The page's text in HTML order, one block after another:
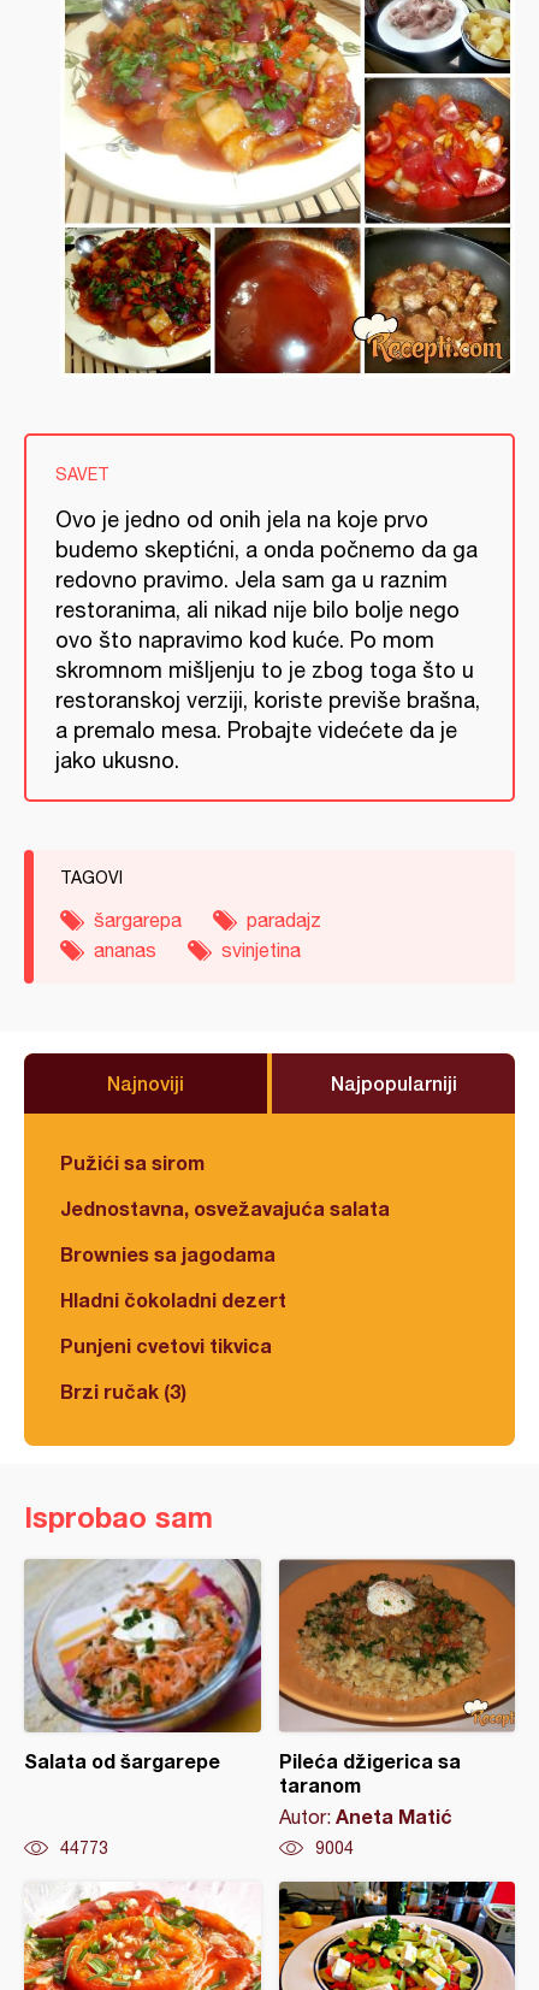
SAVET
Ovo je jedno od onih jela na koje prvo
budemo skeptićni, a onda počnemo da ga
redovno pravimo. Jela sam ga u raznim
restoranima, ali nikad nije bilo bolje nego
ovo što napravimo kod kuće. Po mom
skromnom mišljenju to je zbog toga što u
restoranskoj verziji, koriste previše brašna,
a premalo mesa. Probajte videćete da je
jako ukusno.
TAGOVI
šargarepa
paradajz
ananas
svinjetina
Najnoviji Najpopularniji
Pužići sa sirom
Jednostavna, osvežavajuća salata
Brownies sa jagodama
Hladni čokoladni dezert
Punjeni cvetovi tikvica
Brzi ručak (3)
Isprobao sam
Salata od šargarepe
44773
Pileća džigerica sa
taranom
Autor: Aneta Matić
9004